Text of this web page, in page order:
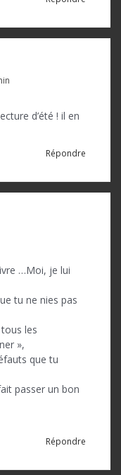
d’été ! il en
Répondre
…Moi, je lui
tu ne nies pas
les
»,
que tu
passer un bon
Répondre